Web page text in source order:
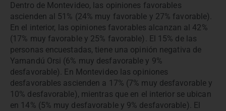
Dentro de Montevideo, las opiniones favorables
ascienden al 51% (24% muy favorable y 27% favorable).
En el interior, las opiniones favorables alcanzan al 42%
(17% muy favorable y 25% favorable). El 15% de las
personas encuestadas, tiene una opinión negativa de
Yamandú Orsi (6% muy desfavorable y 9%
desfavorable). En Montevideo las opiniones
desfavorables ascienden a 17% (7% muy desfavorable y
10% desfavorable), mientras que en el interior se ubican
en 14% (5% muy desfavorable y 9% desfavorable). El